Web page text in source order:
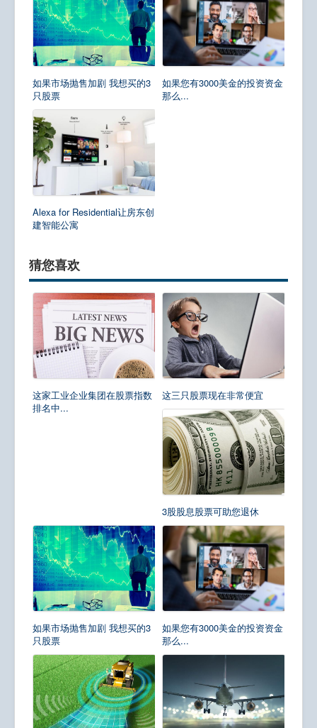
如果市场抛售加剧 我想买的3
只股票
如果您有3000美金的投资资金
那么...
Alexa for Residential让房东创
建智能公寓
猜您喜欢
这家工业企业集团在股票指数
排名中...
这三只股票现在非常便宜
3股股息股票可助您退休
如果市场抛售加剧 我想买的3
只股票
如果您有3000美金的投资资金
那么...